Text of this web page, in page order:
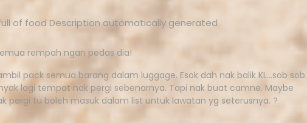
rempah ngan pedas dia!
pack semua barang dalam luggage. Esok dah nak balik KL…sob sob.
lagi tempat nak pergi sebenarnya. Tapi nak buat camne. Maybe
pergi tu boleh masuk dalam list untuk lawatan yg seterusnya. ?